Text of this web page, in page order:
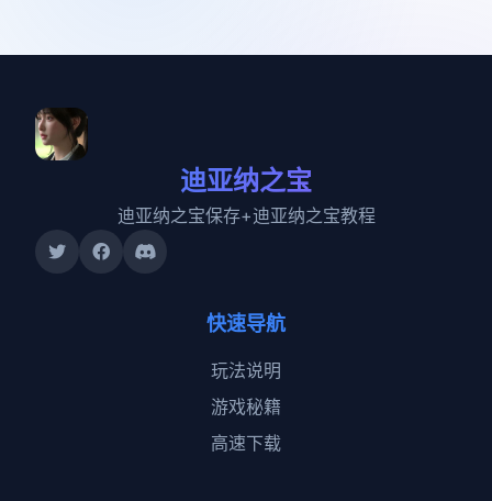
迪亚纳之宝
迪亚纳之宝保存+迪亚纳之宝教程
快速导航
玩法说明
游戏秘籍
高速下载